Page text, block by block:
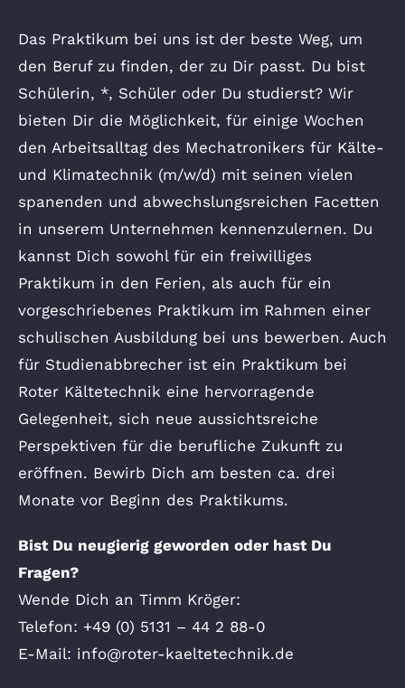
Das Praktikum bei uns ist der beste Weg, um
den Beruf zu finden, der zu Dir passt. Du bist
Schülerin, *, Schüler oder Du studierst? Wir
bieten Dir die Möglichkeit, für einige Wochen
den Arbeitsalltag des Mechatronikers für Kälte-
und Klimatechnik (m/w/d) mit seinen vielen
spanenden und abwechslungsreichen Facetten
in unserem Unternehmen kennenzulernen. Du
kannst Dich sowohl für ein freiwilliges
Praktikum in den Ferien, als auch für ein
vorgeschriebenes Praktikum im Rahmen einer
schulischen Ausbildung bei uns bewerben. Auch
für Studienabbrecher ist ein Praktikum bei
Roter Kältetechnik eine hervorragende
Gelegenheit, sich neue aussichtsreiche
Perspektiven für die berufliche Zukunft zu
eröffnen. Bewirb Dich am besten ca. drei
Monate vor Beginn des Praktikums.
Bist Du neugierig geworden oder hast Du
Fragen?
Wende Dich an Timm Kröger:
Telefon: +49 (0) 5131 – 44 2 88-0
E-Mail: info@roter-kaeltetechnik.de